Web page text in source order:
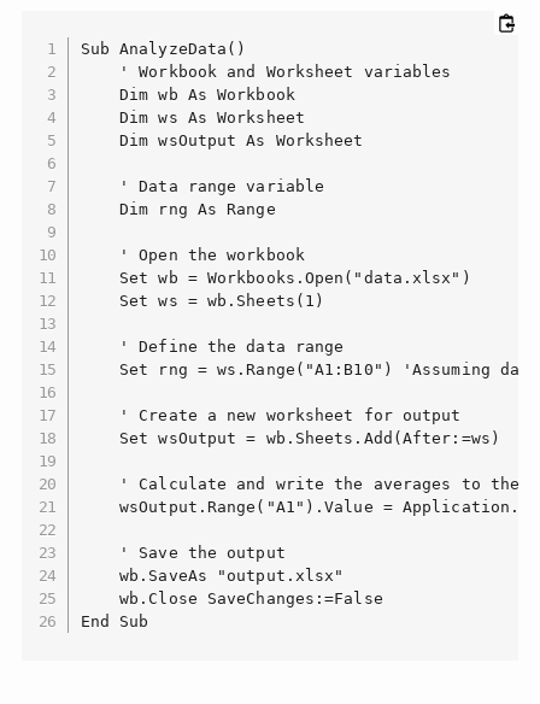
Sub AnalyzeData()
    ' Workbook and Worksheet variables
    Dim wb As Workbook
    Dim ws As Worksheet
    Dim wsOutput As Worksheet
    ' Data range variable
    Dim rng As Range
    ' Open the workbook
    Set wb = Workbooks.Open("data.xlsx")
    Set ws = wb.Sheets(1)
    ' Define the data range
Set rng = ws.Range("A1:B10") 'Assuming
    ' Create a new worksheet for output
    Set wsOutput = wb.Sheets.Add(After:=ws)
' Calculate and write the averages to the
wsOutput.Range("A1").Value =
    ' Save the output
    wb.SaveAs "output.xlsx"
    wb.Close SaveChanges:=False
End Sub